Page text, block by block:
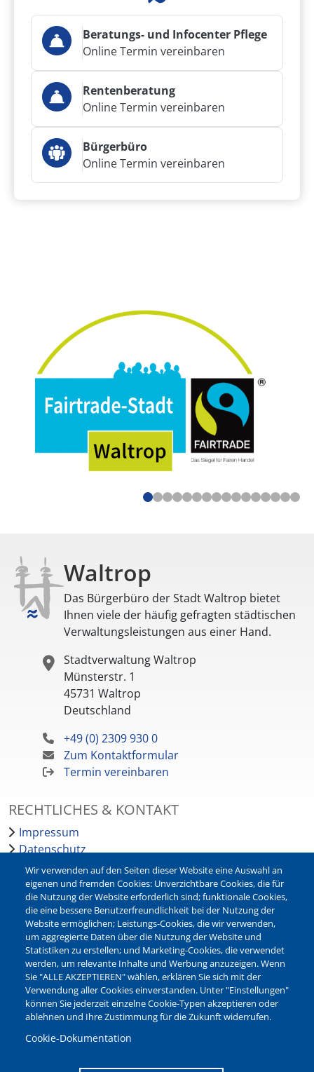
Beratungs- und Infocenter Pflege
Online Termin vereinbaren
Rentenberatung
Online Termin vereinbaren
Bürgerbüro
Online Termin vereinbaren
Waltrop
Das Bürgerbüro der Stadt Waltrop bietet
Ihnen viele der häufig gefragten städtischen
Verwaltungsleistungen aus einer Hand.
Stadtverwaltung Waltrop
Münsterstr. 1
45731 Waltrop
Deutschland
+49 (0) 2309 930 0
Zum Kontaktformular
Termin vereinbaren
RECHTLICHES & KONTAKT
Impressum
Datenschutz
Barrierefreiheit
Leichte Sprache
Bankverbindungen
Pressestelle
Kontakt
NEWSLETTER
Jetzt die verschiedenen Newsletter der Stadt Waltrop
abonnieren:
Newsletter verwalten
Wir verwenden auf den Seiten dieser Website eine Auswahl an
eigenen und fremden Cookies: Unverzichtbare Cookies, die für
die Nutzung der Website erforderlich sind; funktionale Cookies,
die eine bessere Benutzerfreundlichkeit bei der Nutzung der
Website ermöglichen; Leistungs-Cookies, die wir verwenden,
um aggregierte Daten über die Nutzung der Website und
Statistiken zu erstellen; und Marketing-Cookies, die verwendet
werden, um relevante Inhalte und Werbung anzuzeigen. Wenn
Sie "ALLE AKZEPTIEREN" wählen, erklären Sie sich mit der
Verwendung aller Cookies einverstanden. Unter "Einstellungen"
können Sie jederzeit einzelne Cookie-Typen akzeptieren oder
ablehnen und Ihre Zustimmung für die Zukunft widerrufen.
Cookie-Dokumentation